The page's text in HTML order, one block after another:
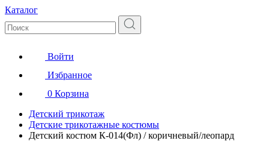
Каталог
Войти
Избранное
0 Корзина
Детский трикотаж
Детские трикотажные костюмы
Детский костюм К-014(Фл) / коричневый/леопард